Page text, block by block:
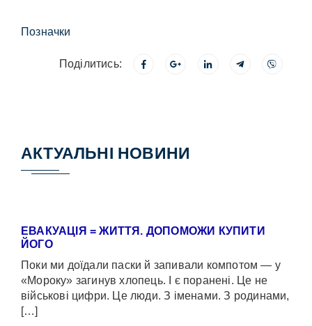
Позначки
Поділитись:
АКТУАЛЬНІ НОВИНИ
ЕВАКУАЦІЯ = ЖИТТЯ. ДОПОМОЖИ КУПИТИ
ЙОГО
Поки ми доїдали паски й запивали компотом — у
«Мороку» загинув хлопець. І є поранені. Це не
військові цифри. Це люди. З іменами. З родинами,
[…]